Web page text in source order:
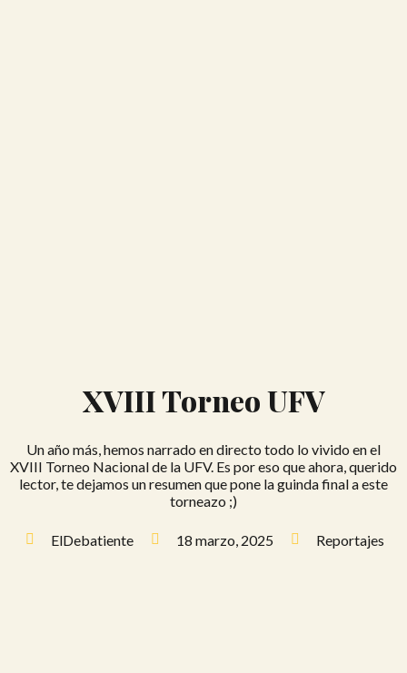
XVIII Torneo UFV
Un año más, hemos narrado en directo todo lo vivido en el
XVIII Torneo Nacional de la UFV. Es por eso que ahora, querido
lector, te dejamos un resumen que pone la guinda final a este
torneazo ;)
ElDebatiente 18 marzo, 2025 Reportajes